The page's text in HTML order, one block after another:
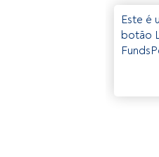
Este é
botão